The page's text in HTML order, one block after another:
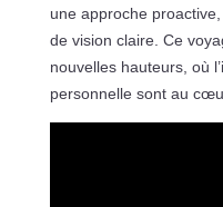
une approche
de vision claire. Ce
nouvelles hauteurs, où
personnelle sont au